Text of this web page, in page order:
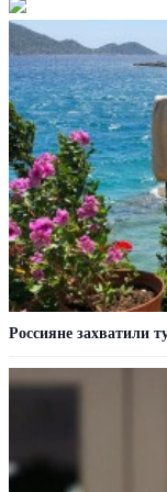
Россияне захватили